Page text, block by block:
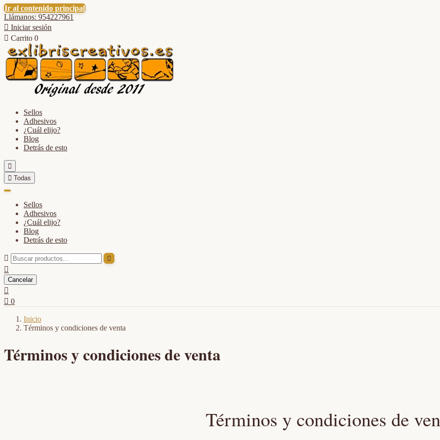
Ir al contenido principal
Llámanos: 954227961
 Iniciar sesión
 Carrito 0
Sellos
Adhesivos
¿Cuál elijo?
Blog
Detrás de esto

 Todas
Sellos
Adhesivos
¿Cuál elijo?
Blog
Detrás de esto
 

Cancelar

 0
Inicio
Términos y condiciones de venta
Términos y condiciones de venta
Términos y condiciones de